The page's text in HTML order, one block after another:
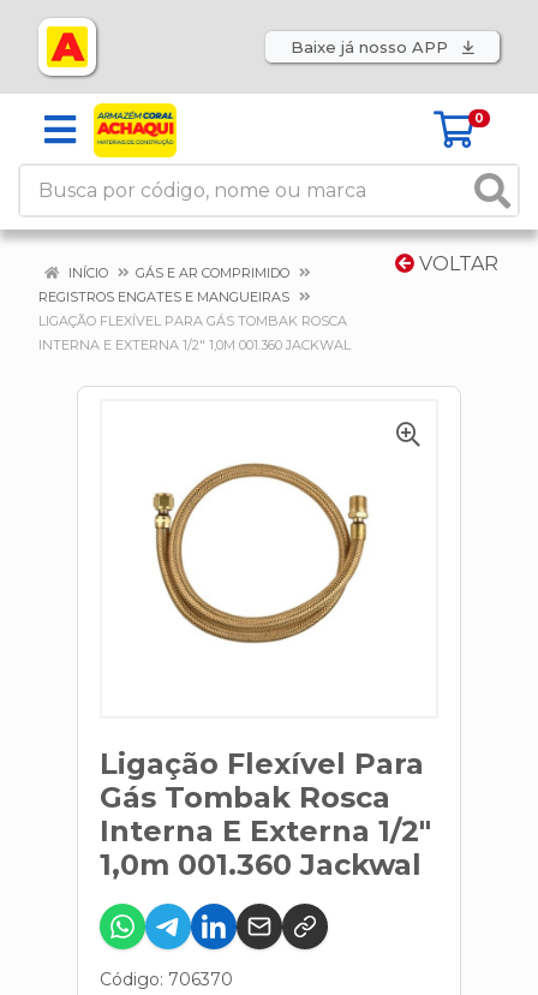
Baixe já nosso APP
0
VOLTAR
INÍCIO
GÁS E AR COMPRIMIDO
REGISTROS ENGATES E MANGUEIRAS
LIGAÇÃO FLEXÍVEL PARA GÁS TOMBAK ROSCA
INTERNA E EXTERNA 1/2" 1,0M 001.360 JACKWAL
Ligação Flexível Para
Gás Tombak Rosca
Interna E Externa 1/2"
1,0m 001.360 Jackwal
Código: 706370